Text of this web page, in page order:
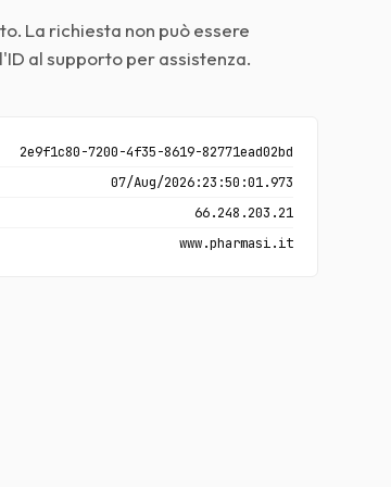
La richiesta non può essere
al supporto per assistenza.
2e9f1c80-7200-4f35-8619-82771ead02bd
07/Aug/2026:23:50:01.973
66.248.203.21
www.pharmasi.it